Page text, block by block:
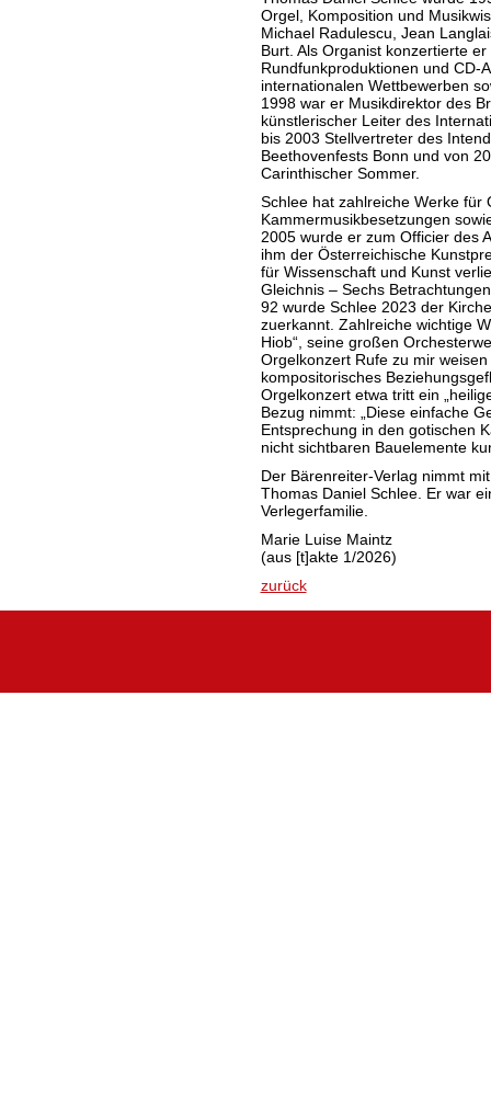
Orgel, Komposition und
Michael Radulescu, Jean
Burt. Als Organist konzertierte
Rundfunkproduktionen und CD-
internationalen Wettbewerben
1998 war er Musikdirektor des
künstlerischer Leiter des
bis 2003 Stellvertreter des
Beethovenfests Bonn und von
Carinthischer Sommer.
Schlee hat zahlreiche Werke für
Kammermusikbesetzungen
2005 wurde er zum Officier des
ihm der Österreichische
für Wissenschaft und Kunst
Gleichnis – Sechs
92 wurde Schlee 2023 der
zuerkannt. Zahlreiche wichtige
Hiob“, seine großen
Orgelkonzert Rufe zu mir
kompositorisches
Orgelkonzert etwa tritt ein
Bezug nimmt: „Diese einfache
Entsprechung in den gotischen
nicht sichtbaren Bauelemente
Der Bärenreiter-Verlag nimmt
Thomas Daniel Schlee. Er war
Verlegerfamilie.
Marie Luise Maintz
(aus [t]akte 1/2026)
zurück